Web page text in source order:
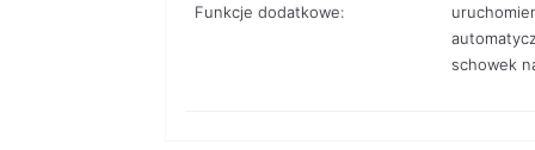
Funkcje dodatkowe:
schowek